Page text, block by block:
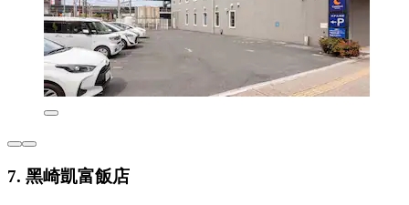
7. 黑崎凱富飯店